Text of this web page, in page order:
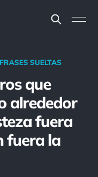
FRASES SUELTAS
que
alrededor
fuera
fuera la